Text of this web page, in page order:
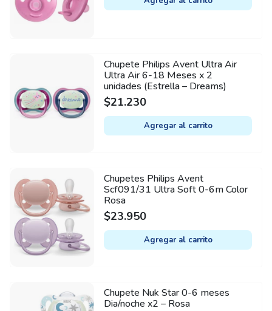
Chupete Philips Avent Ultra Air
Ultra Air 6-18 Meses x 2
unidades (Estrella – Dreams)
$21.230
Agregar al carrito
Chupetes Philips Avent
Scf091/31 Ultra Soft 0-6m Color
Rosa
$23.950
Agregar al carrito
Chupete Nuk Star 0-6 meses
Dia/noche x2 – Rosa